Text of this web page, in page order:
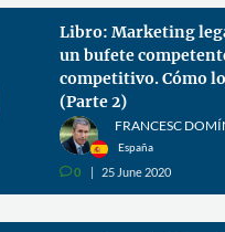
Libro: Marketing
un bufete
competitivo. Cómo
(Parte 2)
FRANCESC
España
v0 25 June 2020